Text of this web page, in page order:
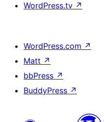
WordPress.tv ↗
WordPress.com ↗
Matt ↗
bbPress ↗
BuddyPress ↗